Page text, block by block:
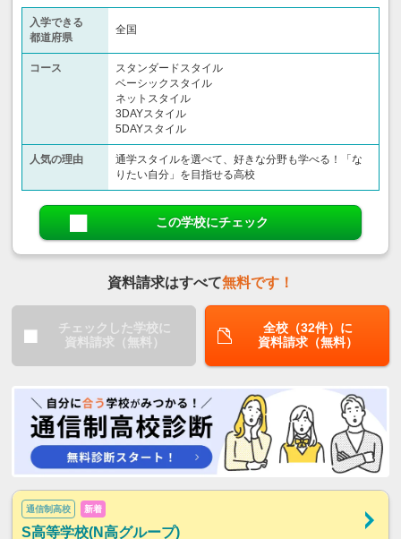
入学できる
都道府県
全国
コース
スタンダードスタイル
ベーシックスタイル
ネットスタイル
3DAYスタイル
5DAYスタイル
人気の理由
通学スタイルを選べて、好きな分野も学べる！「な
りたい自分」を目指せる高校
この学校にチェック
資料請求はすべて無料です！
チェックした学校に
資料請求（無料）
全校（32件）に
資料請求（無料）
通信制高校 新着
S高等学校(N高グループ)